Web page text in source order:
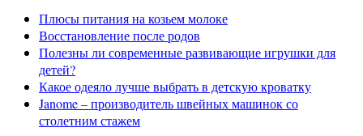
Плюсы питания на козьем молоке
Восстановление после родов
Полезны ли современные развивающие игрушки для
детей?
Какое одеяло лучше выбрать в детскую кроватку
Janome – производитель швейных машинок со
столетним стажем